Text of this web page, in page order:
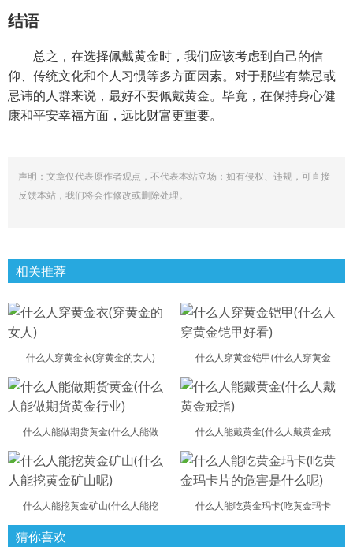
结语
总之，在选择佩戴黄金时，我们应该考虑到自己的信
仰、传统文化和个人习惯等多方面因素。对于那些有禁忌或
忌讳的人群来说，最好不要佩戴黄金。毕竟，在保持身心健
康和平安幸福方面，远比财富更重要。
声明：文章仅代表原作者观点，不代表本站立场；如有侵权、违规，可直接
反馈本站，我们将会作修改或删除处理。
相关推荐
什么人穿黄金衣(穿黄金的女人) 什么人穿黄金铠甲(什么人穿黄金
什么人能做期货黄金(什么人能做 什么人能戴黄金(什么人戴黄金戒
什么人能挖黄金矿山(什么人能挖 什么人能吃黄金玛卡(吃黄金玛卡
猜你喜欢